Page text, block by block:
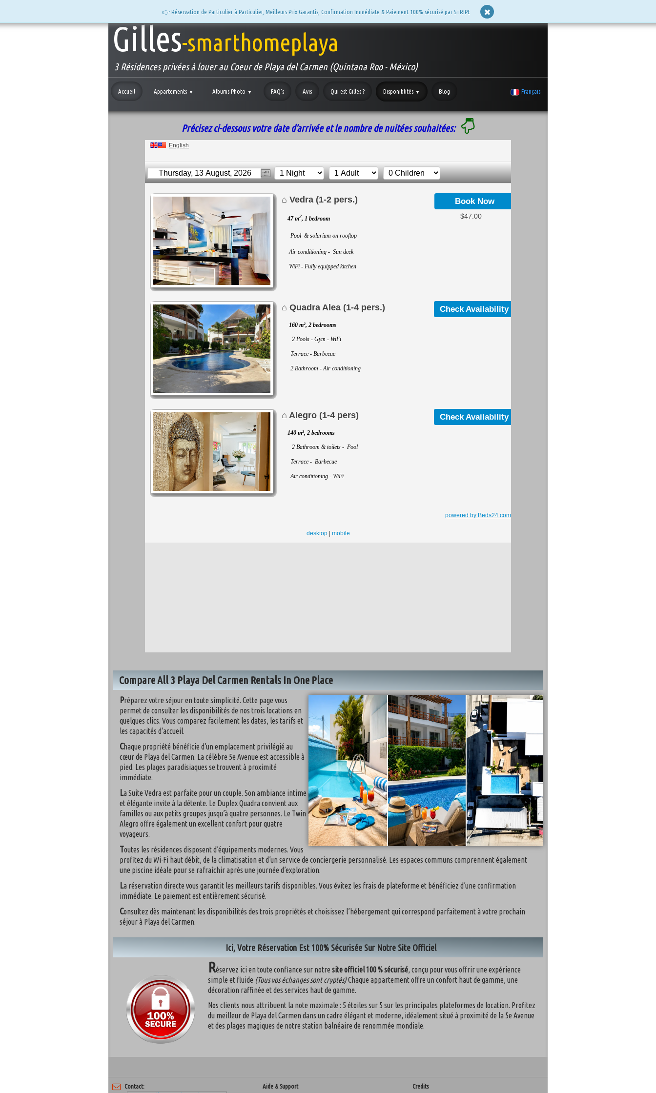
👉 Réservation de Particulier à Particulier, Meilleurs Prix Garantis, Confirmation Immédiate & Paiement 100% sécurisé par STRIPE
Gilles-smarthomeplaya
3 Résidences privées à louer au Coeur de Playa del Carmen (Quintana Roo - México)
Français
Accueil Appartements ▼ Albums Photo ▼ FAQ's Avis Qui est Gilles ? Disponiblités ▼ Blog
Précisez ci-dessous votre date d'arrivée et le nombre de nuitées souhaitées:
Compare All 3 Playa Del Carmen Rentals In One Place
Préparez votre séjour en toute simplicité. Cette page vous
permet de consulter les disponibilités de nos trois locations en
quelques clics. Vous comparez facilement les dates, les tarifs et
les capacités d’accueil.
Chaque propriété bénéficie d’un emplacement privilégié au
cœur de Playa del Carmen. La célèbre 5e Avenue est accessible à
pied. Les plages paradisiaques se trouvent à proximité
immédiate.
La Suite Vedra est parfaite pour un couple. Son ambiance intime
et élégante invite à la détente. Le Duplex Quadra convient aux
familles ou aux petits groupes jusqu’à quatre personnes. Le Twin
Alegro offre également un excellent confort pour quatre
voyageurs.
Toutes les résidences disposent d’équipements modernes. Vous
profitez du Wi-Fi haut débit, de la climatisation et d’un service de conciergerie personnalisé. Les espaces communs comprennent également
une piscine idéale pour se rafraîchir après une journée d’exploration.
La réservation directe vous garantit les meilleurs tarifs disponibles. Vous évitez les frais de plateforme et bénéficiez d’une confirmation
immédiate. Le paiement est entièrement sécurisé.
Consultez dès maintenant les disponibilités des trois propriétés et choisissez l’hébergement qui correspond parfaitement à votre prochain
séjour à Playa del Carmen.
Ici, Votre Réservation Est 100% Sécurisée Sur Notre Site Officiel
Réservez ici en toute confiance sur notre site officiel 100 % sécurisé, conçu pour vous offrir une expérience
simple et fluide (Tous vos échanges sont cryptés)Chaque appartement offre un confort haut de gamme, une
décoration raffinée et des services haut de gamme.
Nos clients nous attribuent la note maximale : 5 étoiles sur 5 sur les principales plateformes de location. Profitez
du meilleur de Playa del Carmen dans un cadre élégant et moderne, idéalement situé à proximité de la 5e Avenue
et des plages magiques de notre station balnéaire de renommée mondiale.
Contact: Aide & Support Credits